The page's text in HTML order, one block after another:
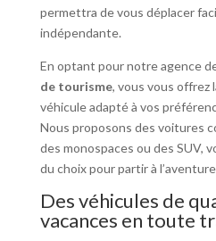
permettra de vous déplacer
indépendante.
En optant pour notre agence
de tourisme, vous vous offrez
véhicule adapté à vos
Nous proposons des voitures
des monospaces ou des SUV,
du choix pour partir à
Des véhicules de
vacances en toute